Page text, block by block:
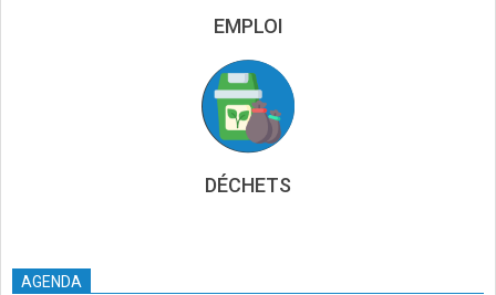
EMPLOI
DÉCHETS
AGENDA